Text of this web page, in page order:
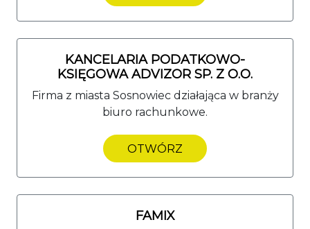
KANCELARIA PODATKOWO-
KSIĘGOWA ADVIZOR SP. Z O.O.
Firma z miasta Sosnowiec działająca w branży
biuro rachunkowe.
OTWÓRZ
FAMIX